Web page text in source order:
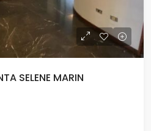
SELENE MARIN